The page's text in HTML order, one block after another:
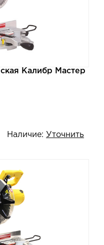
Калибр Мастер
Наличие: Уточнить